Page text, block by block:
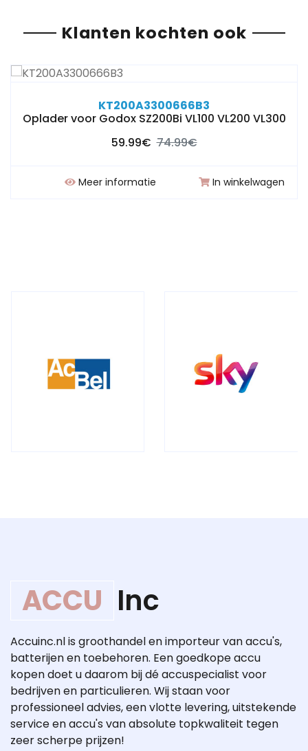
Klanten kochten ook
KT200A3300666B3
Oplader voor Godox SZ200Bi VL100 VL200 VL300
59.99€ 74.99€
Meer informatie In winkelwagen
ACCU Inc
Accuinc.nl is groothandel en importeur van accu's,
batterijen en toebehoren. Een goedkope accu
kopen doet u daarom bij dé accuspecialist voor
bedrijven en particulieren. Wij staan voor
professioneel advies, een vlotte levering, uitstekende
service en accu's van absolute topkwaliteit tegen
zeer scherpe prijzen!